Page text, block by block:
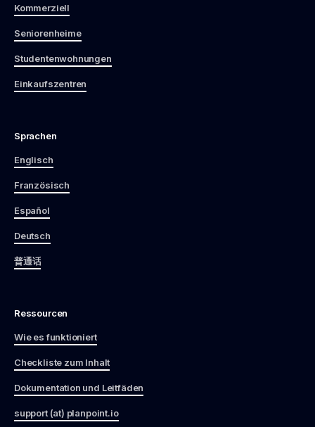
Kommerziell
Seniorenheime
Studentenwohnungen
Einkaufszentren
Sprachen
Englisch
Französisch
Español
Deutsch
普通话
Ressourcen
Wie es funktioniert
Checkliste zum Inhalt
Dokumentation und Leitfäden
support (at) planpoint.io